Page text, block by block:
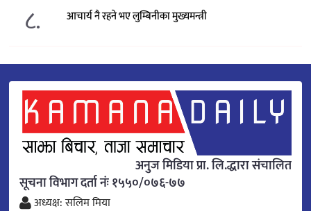
८. आचार्य नै रहने भए लुम्बिनीका मुख्यमन्त्री
अनुज मिडिया प्रा. लि.द्धारा संचालित
सूचना विभाग दर्ता नंः १५५०/०७६-७७
अध्यक्ष: सलिम मिया